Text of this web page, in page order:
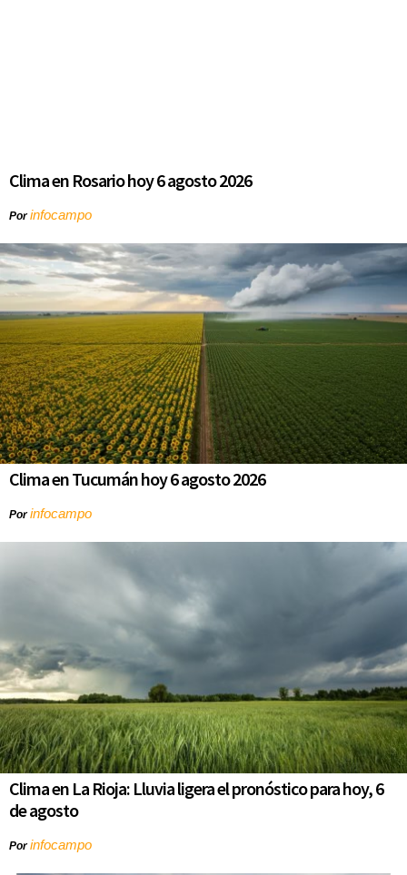
Clima en Rosario hoy 6 agosto 2026
Porinfocampo
Clima en Tucumán hoy 6 agosto 2026
Porinfocampo
Clima en La Rioja: Lluvia ligera el pronóstico para hoy, 6
de agosto
Porinfocampo